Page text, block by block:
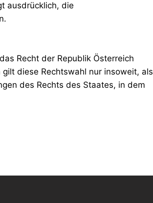
ausdrücklich, die
Recht der Republik Österreich
diese Rechtswahl nur insoweit, als
des Rechts des Staates, in dem